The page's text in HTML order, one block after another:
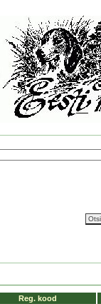
Reg. kood